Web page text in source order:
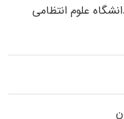
ﻋﻠﻮم انتظامی